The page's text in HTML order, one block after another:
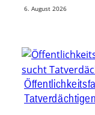
6. August 2026